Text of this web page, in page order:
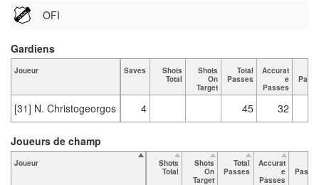
OFI
Joueur Saves
Shots
Total
Shots
On
Target
Total
Passes
Accurat
e
Passes
[31] N. Christogeorgos 4 45 32
Gardiens
Joueur
Shots
Total
Shots
On
Target
Total
Passes
Accurat
e
Passes
Joueurs de champ